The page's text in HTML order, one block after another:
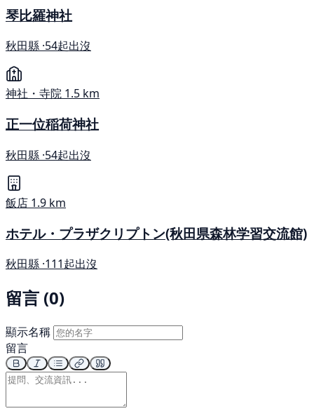
琴比羅神社
秋田縣 ·54起出沒
神社・寺院 1.5 km
正一位稲荷神社
秋田縣 ·54起出沒
飯店 1.9 km
ホテル・プラザクリプトン(秋田県森林学習交流館)
秋田縣 ·111起出沒
留言 (0)
顯示名稱
留言